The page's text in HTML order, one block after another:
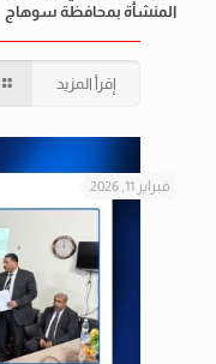
المنشأة بمحافظة سوهاج
إقرأ المزيد
فبراير 11, 2026